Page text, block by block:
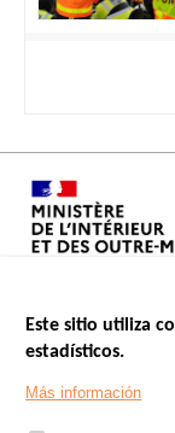
Footer
Este sitio utiliza
estadísticos.
Más información